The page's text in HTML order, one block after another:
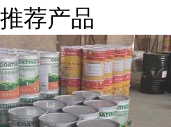
推荐产品